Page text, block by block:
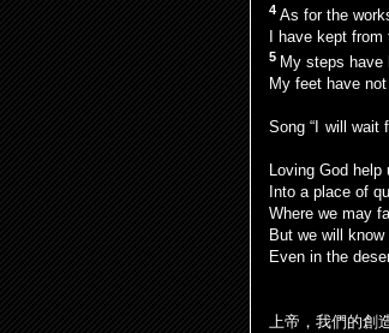
4 As for the
I have kept from
5 My steps have
My feet have
Song “I will wait
Loving God
Into a place of
Where we may
But we will
Even in the
上帝，我們的創